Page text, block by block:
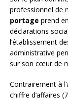
professionnel de
portage prend
déclarations
l’établissement
administrative
sur son cœur de
Contrairement à
chiffre d’affaires